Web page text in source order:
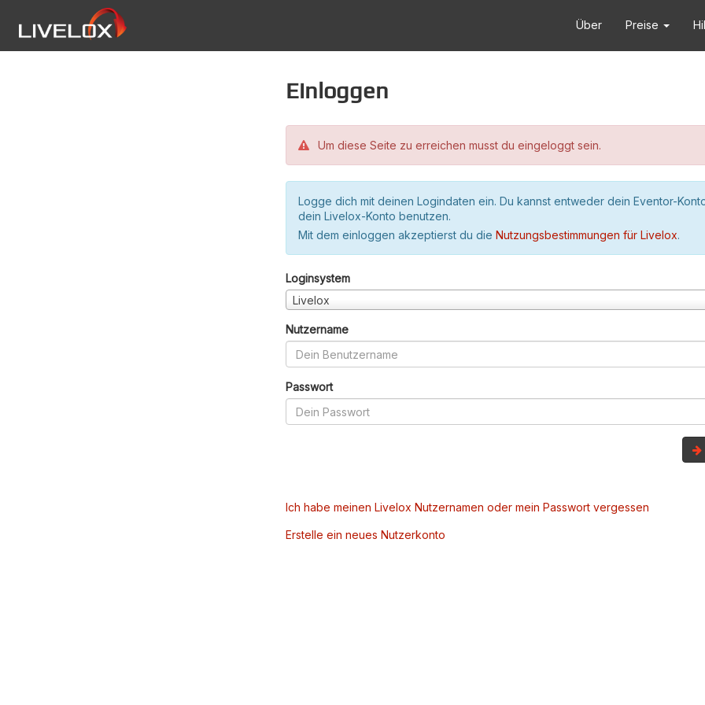
Über Preise
Einloggen
Um diese Seite zu erreichen musst du eingeloggt sein.
Logge dich mit deinen Logindaten ein. Du kannst entweder dein Eventor-
dein Livelox-Konto benutzen.
Mit dem einloggen akzeptierst du die Nutzungsbestimmungen für Livelox.
Loginsystem
Livelox
Nutzername
Passwort
Ich habe meinen Livelox Nutzernamen oder mein Passwort vergessen
Erstelle ein neues Nutzerkonto